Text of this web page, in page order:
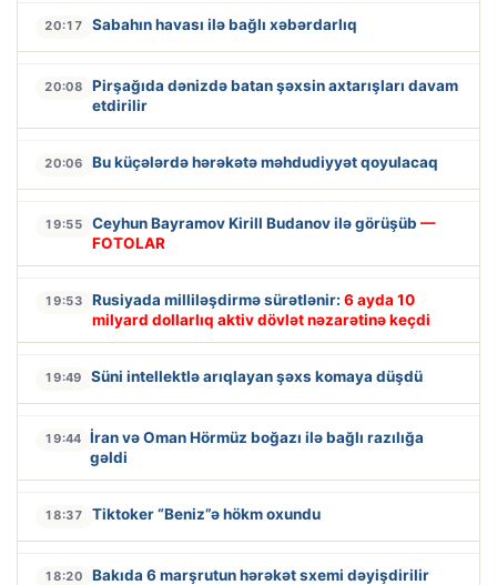
20:17 Sabahın havası ilə bağlı xəbərdarlıq
20:08
Pirşağıda dənizdə batan şəxsin axtarışları davam
etdirilir
20:06 Bu küçələrdə hərəkətə məhdudiyyət qoyulacaq
19:55 Ceyhun Bayramov Kirill Budanov ilə görüşüb —
FOTOLAR
19:53 Rusiyada milliləşdirmə sürətlənir: 6 ayda 10
milyard dollarlıq aktiv dövlət nəzarətinə keçdi
19:49 Süni intellektlə arıqlayan şəxs komaya düşdü
19:44 İran və Oman Hörmüz boğazı ilə bağlı razılığa
gəldi
18:37 Tiktoker “Beniz”ə hökm oxundu
18:20 Bakıda 6 marşrutun hərəkət sxemi dəyişdirilir